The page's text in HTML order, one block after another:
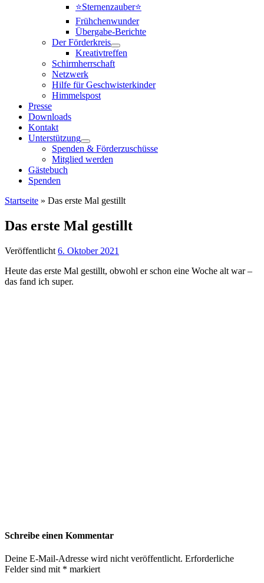
⭐Sternenzauber⭐
Frühchenwunder
Übergabe-Berichte
Der Förderkreis
Kreativtreffen
Schirmherrschaft
Netzwerk
Hilfe für Geschwisterkinder
Himmelspost
Presse
Downloads
Kontakt
Unterstützung
Spenden & Förderzuschüsse
Mitglied werden
Gästebuch
Spenden
Startseite » Das erste Mal gestillt
Das erste Mal gestillt
Veröffentlicht 6. Oktober 2021
Heute das erste Mal gestillt, obwohl er schon eine Woche alt war –
das fand ich super.
Schreibe einen Kommentar
Deine E-Mail-Adresse wird nicht veröffentlicht. Erforderliche
Felder sind mit * markiert